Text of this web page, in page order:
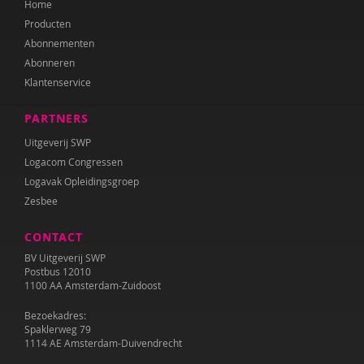
Audrey van den Ham
Simon Hay
Nienke van Heerde
Jolien Hesselberth
Josette Hoex
Erik Jan de Wilde
Barbara Janssen
Katie Lee Weille
Myrte van Lonkhuijsen
Home
Producten
Abonnementen
Abonneren
Klantenservice
PARTNERS
Uitgeverij SWP
Logacom Congressen
Logavak Opleidingsgroep
Zesbee
CONTACT
BV Uitgeverij SWP
Postbus 12010
1100 AA Amsterdam-Zuidoost
Bezoekadres:
Spaklerweg 79
1114 AE Amsterdam-Duivendrecht